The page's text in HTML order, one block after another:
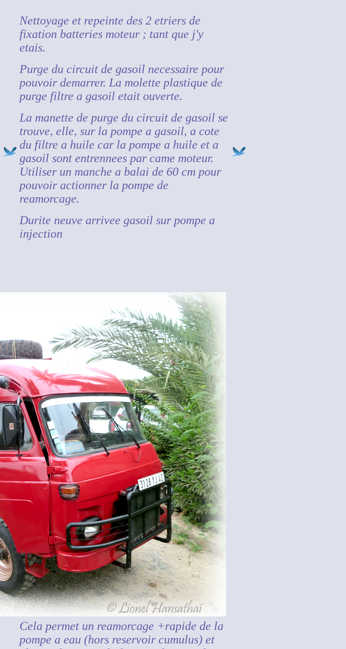
Nettoyage et repeinte des 2 etriers de
fixation batteries moteur ; tant que j'y
etais.
Purge du circuit de gasoil necessaire pour
pouvoir demarrer. La molette plastique de
purge filtre a gasoil etait ouverte.
La manette de purge du circuit de gasoil se
trouve, elle, sur la pompe a gasoil, a cote
du filtre a huile car la pompe a huile et a
gasoil sont entrennees par came moteur.
Utiliser un manche a balai de 60 cm pour
pouvoir actionner la pompe de
reamorcage.
Durite neuve arrivee gasoil sur pompe a
injection
Cela permet un reamorcage +rapide de la
pompe a eau (hors reservoir cumulus) et